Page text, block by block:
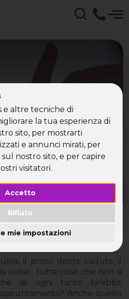
e altre tecniche di
la tua esperienza di
sito, per mostrarti
e annunci mirati, per
nostro sito, e per capire
visitatori.
Accetto
Rifiuto
mie impostazioni
le
usate per
single
per far sì che il primo
l’ultimo
il primo dente caduto, il
volta… tutte cose che non si
se ogni tanto farebbe
Anche quello